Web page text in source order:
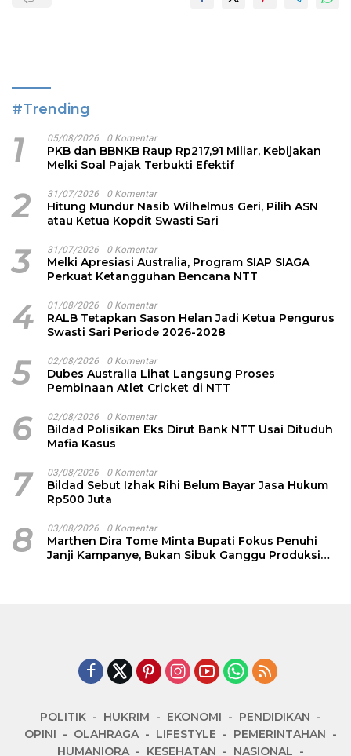
#Trending
1 05/08/2026 0 Komentar
PKB dan BBNKB Raup Rp217,91 Miliar, Kebijakan
Melki Soal Pajak Terbukti Efektif
2 31/07/2026 0 Komentar
Hitung Mundur Nasib Wilhelmus Geri, Pilih ASN
atau Ketua Kopdit Swasti Sari
3 31/07/2026 0 Komentar
Melki Apresiasi Australia, Program SIAP SIAGA
Perkuat Ketangguhan Bencana NTT
4 01/08/2026 0 Komentar
RALB Tetapkan Sason Helan Jadi Ketua Pengurus
Swasti Sari Periode 2026-2028
5 02/08/2026 0 Komentar
Dubes Australia Lihat Langsung Proses
Pembinaan Atlet Cricket di NTT
6 02/08/2026 0 Komentar
Bildad Polisikan Eks Dirut Bank NTT Usai Dituduh
Mafia Kasus
7 03/08/2026 0 Komentar
Bildad Sebut Izhak Rihi Belum Bayar Jasa Hukum
Rp500 Juta
8 03/08/2026 0 Komentar
Marthen Dira Tome Minta Bupati Fokus Penuhi
Janji Kampanye, Bukan Sibuk Ganggu Produksi
POLITIK HUKRIM EKONOMI
PENDIDIKAN
OPINI
OLAHRAGA LIFESTYLE
PEMERINTAHAN
HUMANIORA
KESEHATAN NASIONAL